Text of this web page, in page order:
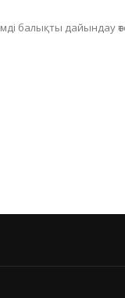
балықты дайындау